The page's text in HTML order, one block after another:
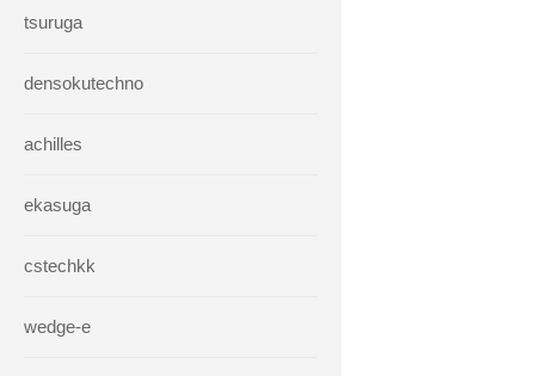
tsuruga
densokutechno
achilles
ekasuga
cstechkk
wedge-e